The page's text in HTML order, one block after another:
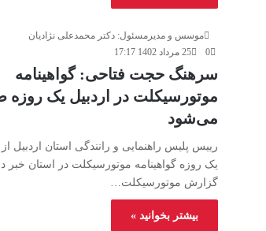
موسس و مدیرمسئول: دکتر محمدعلی نژادیان
25 مرداد 1402 17:17
0
سرهنگ حجت فتاحی: گواهینامه
موتورسیکلت در اردبیل یک روزه
می‌شود
رییس پلیس راهنمایی و رانندگی استان اردبیل
یک روزه گواهینامه موتورسیکلت در استان خبر
گزارش موتورسیکلت…
بیشتر بخوانید »